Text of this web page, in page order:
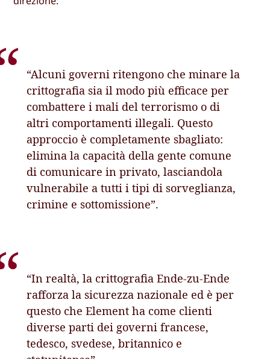
“Alcuni governi ritengono che minare la
crittografia sia il modo più efficace per
combattere i mali del terrorismo o di
altri comportamenti illegali. Questo
approccio è completamente sbagliato:
elimina la capacità della gente comune
di comunicare in privato, lasciandola
vulnerabile a tutti i tipi di sorveglianza,
crimine e sottomissione”.
“In realtà, la crittografia Ende-zu-Ende
rafforza la sicurezza nazionale ed è per
questo che Element ha come clienti
diverse parti dei governi francese,
tedesco, svedese, britannico e